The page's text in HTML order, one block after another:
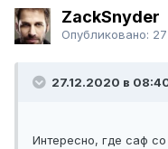
ZackSnyder
Опубликовано:
27.12.2020 в
Интересно, где саф